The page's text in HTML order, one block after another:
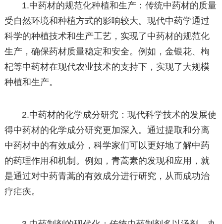
1.中药材的规范化种植和生产：传统中药材的质量
受自然环境和种植方式的影响较大。现代中药学通过
科学的种植技术和生产工艺，实现了中药材的规范化
生产，确保药材质量稳定和安全。例如，金银花、枸
杞等中药材在现代农业技术的支持下，实现了大规模
种植和生产。
2.中药材的化学成分研究：现代科学技术的发展使
得中药材的化学成分研究更加深入。通过提取和分离
中药材中的有效成分，科学家们可以更好地了解中药
的药理作用和机制。例如，青蒿素的发现和应用，就
是通过对中药青蒿的有效成分进行研究，从而成功治
疗疟疾。